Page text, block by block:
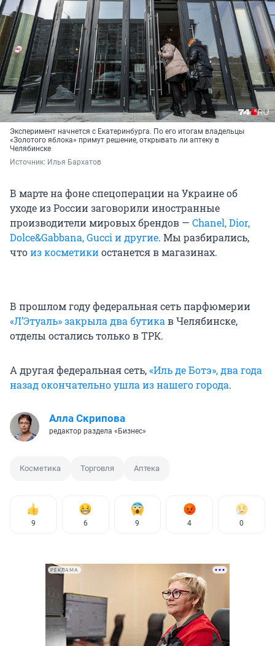
Эксперимент начнется с Екатеринбурга. По его итогам владельцы
«Золотого яблока» примут решение, открывать ли аптеку в
Челябинске
Источник: Илья Бархатов
В марте на фоне спецоперации на Украине об
уходе из России заговорили иностранные
производители мировых брендов — Chanel, Dior,
Dolce&Gabbana, Gucci и другие. Мы разбирались,
чтоиз косметикиостанется в магазинах.
В прошлом году федеральная сеть парфюмерии
«Л’Этуаль» закрыла два бутикав Челябинске,
отделы остались только в ТРК.
А другая федеральная сеть,«Иль де Ботэ», два года
назад окончательно ушла из нашего города.
Алла Скрипова
редактор раздела «Бизнес»
Косметика Торговля Аптека
9 6 9 4 0
РЕКЛАМА